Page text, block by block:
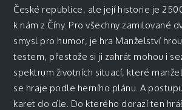
České republice, ale její historie je
k nám z Číny. Pro všechny zamilované
smysl pro humor, je hra Manželství
testem, přestože si ji zahrát mohou i
spektrum životních situací, které
se hraje podle herního plánu. A
karet do cíle. Do kterého dorazí ten